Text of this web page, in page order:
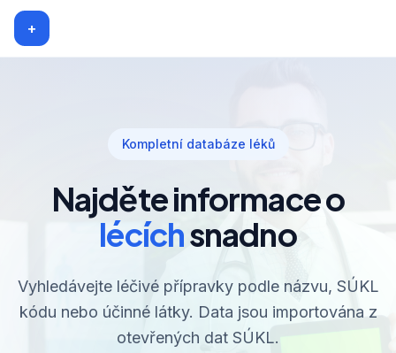
+
Kompletní databáze léků
Najděte informace o
lécíchsnadno
Vyhledávejte léčivé přípravky podle názvu, SÚKL
kódu nebo účinné látky. Data jsou importována z
otevřených dat SÚKL.